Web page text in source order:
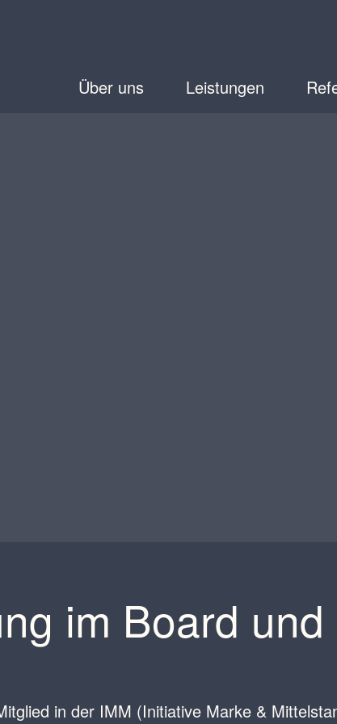
Über uns Leistungen
im Board
in der IMM (Initiative Marke &